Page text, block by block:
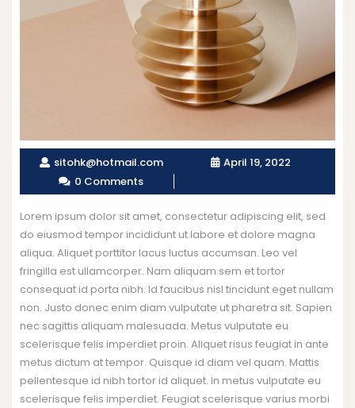
sitohk@hotmail.com
April 19, 2022
0 Comments
Lorem ipsum dolor sit amet, consectetur adipiscing elit, sed
do eiusmod tempor incididunt ut labore et dolore magna
aliqua. Aliquet porttitor lacus luctus accumsan. Leo vel
fringilla est ullamcorper. Nam aliquam sem et tortor
consequat id porta nibh. Id faucibus nisl tincidunt eget nullam
non. Justo donec enim diam vulputate ut pharetra sit. Sapien
nec sagittis aliquam malesuada. Metus vulputate eu
scelerisque felis imperdiet proin. Aliquet risus feugiat in ante
metus dictum at tempor. Quisque id diam vel quam. Mattis
pellentesque id nibh tortor id aliquet. In metus vulputate eu
scelerisque felis imperdiet. Feugiat scelerisque varius morbi